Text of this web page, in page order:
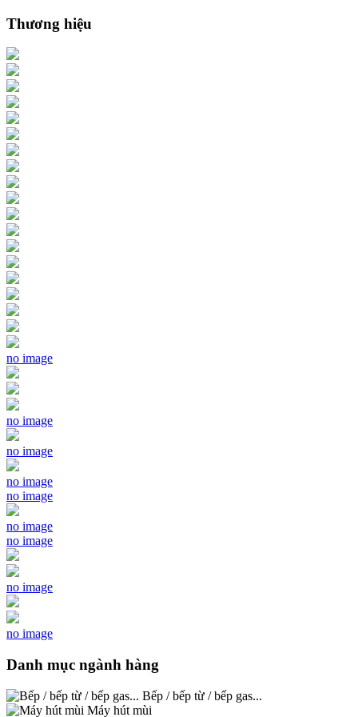
Thương hiệu
no image
no image
no image
no image
no image
no image
no image
no image
no image
Danh mục ngành hàng
Bếp / bếp từ / bếp gas...
Máy hút mùi